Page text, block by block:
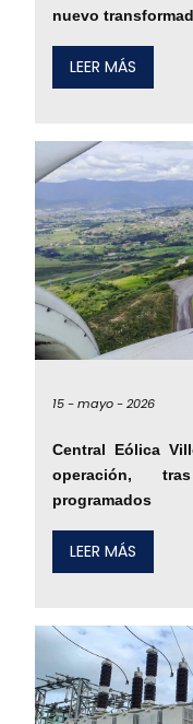
nuevo
LEER MÁS
15 -mayo -2026
Central Eólica
operación,
programados
LEER MÁS